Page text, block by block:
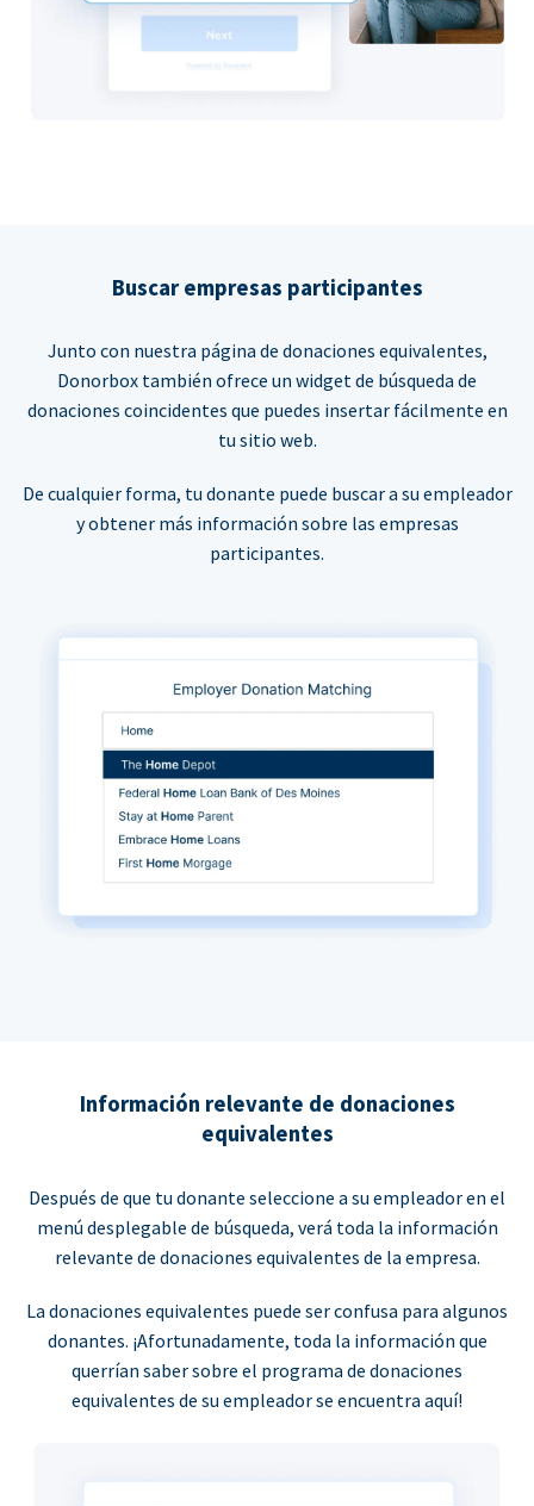
Buscar empresas participantes
Junto con nuestra página de donaciones equivalentes,
Donorbox también ofrece un widget de búsqueda de
donaciones coincidentes que puedes insertar fácilmente en
tu sitio web.
De cualquier forma, tu donante puede buscar a su empleador
y obtener más información sobre las empresas
participantes.
Información relevante de donaciones
equivalentes
Después de que tu donante seleccione a su empleador en el
menú desplegable de búsqueda, verá toda la información
relevante de donaciones equivalentes de la empresa.
La donaciones equivalentes puede ser confusa para algunos
donantes. ¡Afortunadamente, toda la información que
querrían saber sobre el programa de donaciones
equivalentes de su empleador se encuentra aquí!